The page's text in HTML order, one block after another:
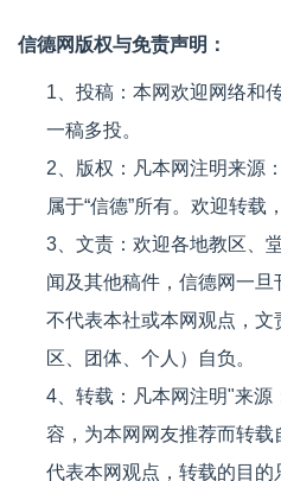
信德网版权与免责声明：
1、投稿：本网欢迎网络和
一稿多投。
2、版权：凡本网注明来源
属于“信德”所有。欢迎转载
3、文责：欢迎各地教区、
闻及其他稿件，信德网一旦
不代表本社或本网观点，
区、团体、个人）自负。
4、转载：凡本网注明"来源
容，为本网网友推荐而转
代表本网观点，转载的目的